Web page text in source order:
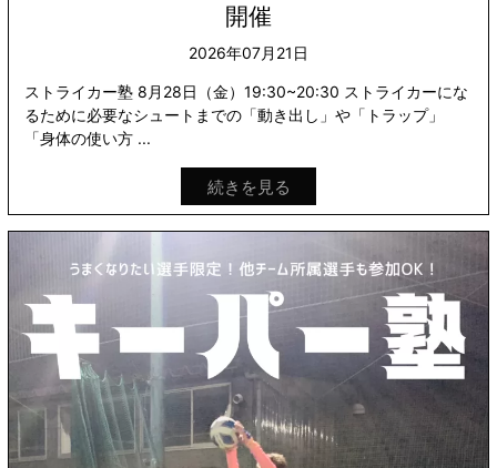
開催
2026年07月21日
ストライカー塾 8月28日（金）19:30~20:30 ストライカーにな
るために必要なシュートまでの「動き出し」や「トラップ」
「身体の使い方 ...
続きを見る